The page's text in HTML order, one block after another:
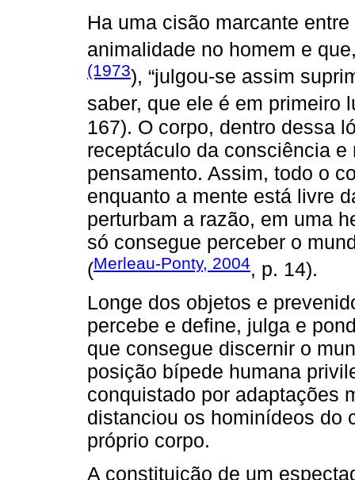
Ha uma cisão marcante
animalidade no homem e
(1973), “julgou-se assim
saber, que ele é em primeiro
167). O corpo, dentro dessa
receptáculo da consciência
pensamento. Assim, todo o
enquanto a mente está livre
perturbam a razão, em uma
só consegue perceber o
(Merleau-Ponty, 2004, p. 14).
Longe dos objetos e
percebe e define, julga e
que consegue discernir o
posição bípede humana
conquistado por adaptações
distanciou os hominídeos do
próprio corpo.
A constituição de um